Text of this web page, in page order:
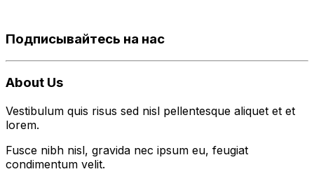
Подписывайтесь на нас
About Us
Vestibulum quis risus sed nisl pellentesque aliquet et et
lorem.
Fusce nibh nisl, gravida nec ipsum eu, feugiat
condimentum velit.